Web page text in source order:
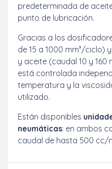
predeterminada de
punto de lubricación.
Gracias a los
de 15 a 1000 mm³/ciclo)
y aceite (caudal 10 y 160
está controlada
temperatura y la
utilizado.
Están disponibles
neumáticas: en ambos
caudal de hasta 500 cc/